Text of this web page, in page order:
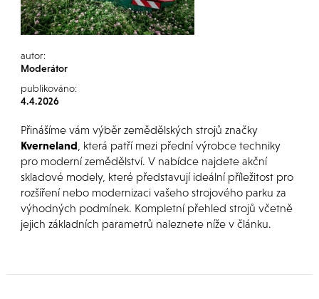
autor:
Moderátor
publikováno:
4.4.2026
Přinášíme vám výběr zemědělských strojů značky
Kverneland , která patří mezi přední výrobce techniky
pro moderní zemědělství. V nabídce najdete akční
skladové modely, které představují ideální příležitost pro
rozšíření nebo modernizaci vašeho strojového parku za
výhodných podmínek. Kompletní přehled strojů včetně
jejich základních parametrů naleznete níže v článku.